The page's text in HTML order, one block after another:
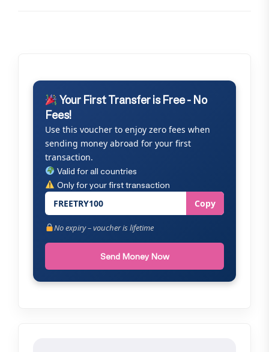
Your First Transfer is Free - No
Fees!
Use this voucher to enjoy zero fees when
sending money abroad for your first
transaction.
Valid for all countries
Only for your first transaction
FREETRY100 Copy
No expiry – voucher is lifetime
Send Money Now